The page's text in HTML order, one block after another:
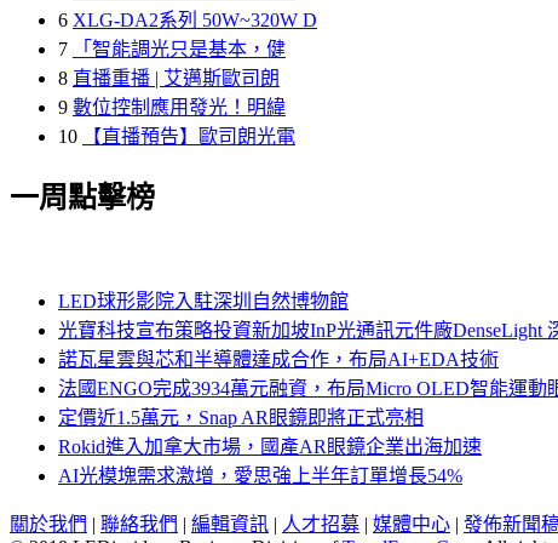
6 XLG-DA2系列 50W~320W D
7
「智能調光只是基本，健
8 直播重播 | 艾邁斯歐司朗
9 數位控制應用發光！明緯
10
【直播預告】歐司朗光電
一周點擊榜
LED球形影院入駐深圳自然博物館
光寶科技宣布策略投資新加坡InP光通訊元件廠
諾瓦星雲與芯和半導體達成合作，布局AI+EDA技術
法國ENGO完成3934萬元融資，布局Micro OLED智能運動
定價近1.5萬元，Snap AR眼鏡即將正式亮相
Rokid進入加拿大市場，國產AR眼鏡企業出海加速
AI光模塊需求激增，愛思強上半年訂單增長54%
關於我們 | 聯絡我們 | 編輯資訊 | 人才招募 | 媒體中心 | 發佈新聞